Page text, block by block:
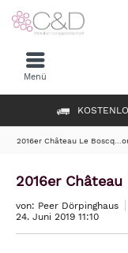
Menü
2016er Château Le
2016er
von: Peer Dörpinghaus
24. Juni 2019 11:10